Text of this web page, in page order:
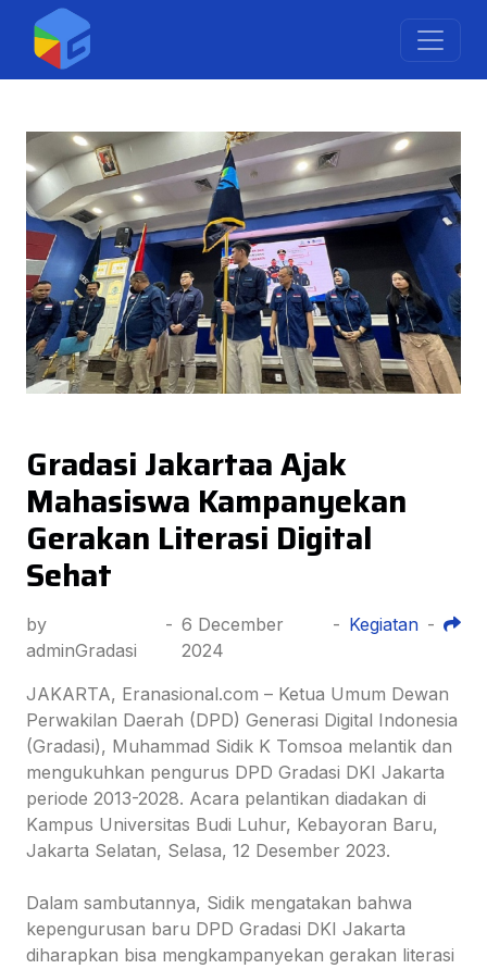
Gradasi Jakartaa Ajak
Mahasiswa Kampanyekan
Gerakan Literasi Digital
Sehat
by
adminGradasi
- 6 December
2024
- Kegiatan -
JAKARTA, Eranasional.com – Ketua Umum Dewan
Perwakilan Daerah (DPD) Generasi Digital Indonesia
(Gradasi), Muhammad Sidik K Tomsoa melantik dan
mengukuhkan pengurus DPD Gradasi DKI Jakarta
periode 2013-2028. Acara pelantikan diadakan di
Kampus Universitas Budi Luhur, Kebayoran Baru,
Jakarta Selatan, Selasa, 12 Desember 2023.
Dalam sambutannya, Sidik mengatakan bahwa
kepengurusan baru DPD Gradasi DKI Jakarta
diharapkan bisa mengkampanyekan gerakan literasi